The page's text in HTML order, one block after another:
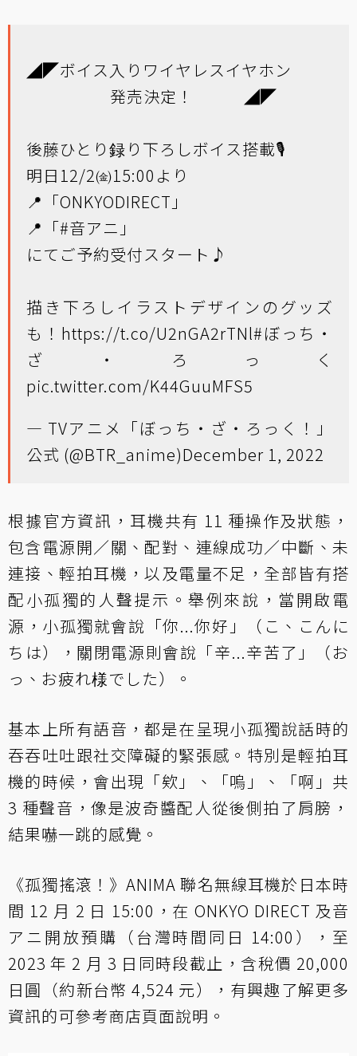
◢◤ボイス入りワイヤレスイヤホン
発売決定！ ◢◤
後藤ひとり録り下ろしボイス搭載🎙
明日12/2㈮15:00より
📍「ONKYODIRECT」
📍「#音アニ 」
にてご予約受付スタート♪
描き下ろしイラストデザインのグッズ
も！ https://t.co/U2nGA2rTNl#ぼっち・
ざ・ろっく
pic.twitter.com/K44GuuMFS5
— TVアニメ「ぼっち・ざ・ろっく！」
公式 (@BTR_anime)December 1, 2022
根據官方資訊，耳機共有 11 種操作及狀態，
包含電源開／關、配對、連線成功／中斷、未
連接、輕拍耳機，以及電量不足，全部皆有搭
配小孤獨的人聲提示。舉例來說，當開啟電
源，小孤獨就會說「你...你好」（こ、こんに
ちは），關閉電源則會說「辛...辛苦了」（お
っ、お疲れ様でした）。
基本上所有語音，都是在呈現小孤獨說話時的
吞吞吐吐跟社交障礙的緊張感。特別是輕拍耳
機的時候，會出現「欸」、「嗚」、「啊」共
3 種聲音，像是波奇醬配人從後側拍了肩膀，
結果嚇一跳的感覺。
《孤獨搖滾！》ANIMA 聯名無線耳機於日本時
間 12 月 2 日 15:00，在 ONKYO DIRECT 及音
アニ開放預購（台灣時間同日 14:00），至
2023 年 2 月 3 日同時段截止，含稅價 20,000
日圓（約新台幣 4,524 元），有興趣了解更多
資訊的可參考商店頁面說明。